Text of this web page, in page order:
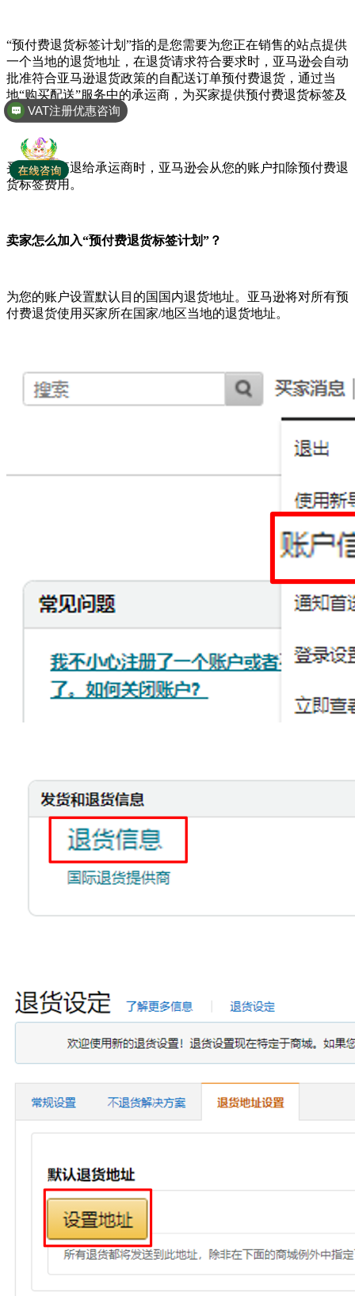
“预付费退货标签计划”指的是您需要为您正在销售的站点提供
一个当地的退货地址，在退货请求符合要求时，亚马逊会自动
批准符合亚马逊退货政策的自配送订单预付费退货，通过当
地“购买配送”服务中的承运商，为买家提供预付费退货标签及
退换货运输服务。
买家将包裹退给承运商时，亚马逊会从您的账户扣除预付费退
货标签费用。
卖家怎么加入“预付费退货标签计划”？
为您的账户设置默认目的国国内退货地址。亚马逊将对所有预
付费退货使用买家所在国家/地区当地的退货地址。
VAT注册优惠咨询